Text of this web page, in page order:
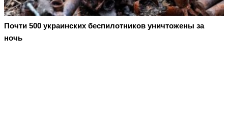
Почти 500 украинских беспилотников уничтожены за
ночь